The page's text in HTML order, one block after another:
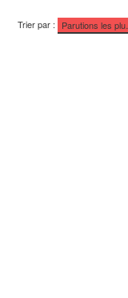
Trier par : Parutions les